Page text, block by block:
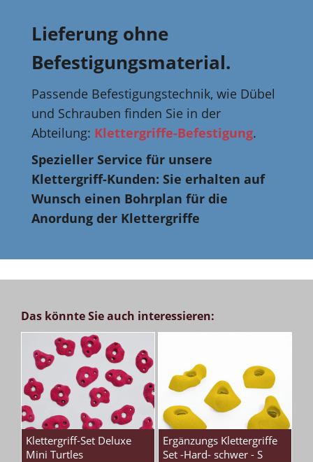
Lieferung ohne
Befestigungsmaterial.
Passende Befestigungstechnik, wie Dübel
und Schrauben finden Sie in der
Abteilung: Klettergriffe-Befestigung.
Spezieller Service für unsere
Klettergriff-Kunden: Sie erhalten auf
Wunsch einen Bohrplan für die
Anordung der Klettergriffe
Das könnte Sie auch interessieren:
Klettergriff-Set Deluxe
Mini Turtles
Ergänzungs Klettergriffe
Set -Hard- schwer - S